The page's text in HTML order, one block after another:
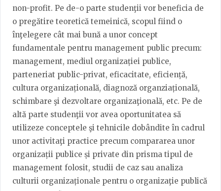
non-profit. Pe de-o parte studenţii vor beneficia de
o pregătire teoretică temeinică, scopul fiind o
înţelegere cât mai bună a unor concept
fundamentale pentru management public precum:
management, mediul organizației publice,
parteneriat public-privat, eficacitate, eficiență,
cultura organizațională, diagnoză organziațională,
schimbare şi dezvoltare organizaţională, etc. Pe de
altă parte studenţii vor avea oportunitatea să
utilizeze conceptele şi tehnicile dobândite în cadrul
unor activitaţi practice precum compararea unor
organizații publice și private din prisma tipul de
management folosit, studii de caz sau analiza
culturii organizaționale pentru o organizaţie publică